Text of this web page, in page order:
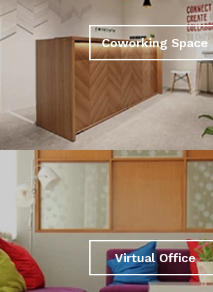
Coworking Space
Virtual Office